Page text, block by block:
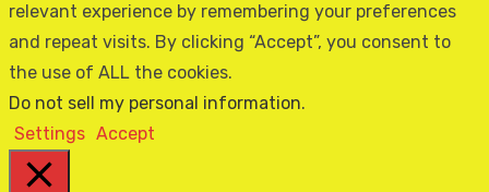
relevant experience by remembering your preferences
and repeat visits. By clicking “Accept”, you consent to
the use of ALL the cookies.
Do not sell my personal information.
Settings Accept